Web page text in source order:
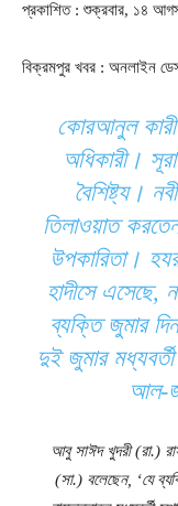
প্রকাশিত : শুক্রবার, ১৪
বিক্রমপুর খবর : অনলাইন
কোরআনুল
অধিকারী।
বৈশিষ্ট্য।
তিলাওয়াত
উপকারিতা।
হাদীসে এসেছে,
ব্যক্তি জুমার
দুই জুমার
আল-
আবু সাঈদ খুদরী (রা.)
(সা.) বলেছেন, ‘যে